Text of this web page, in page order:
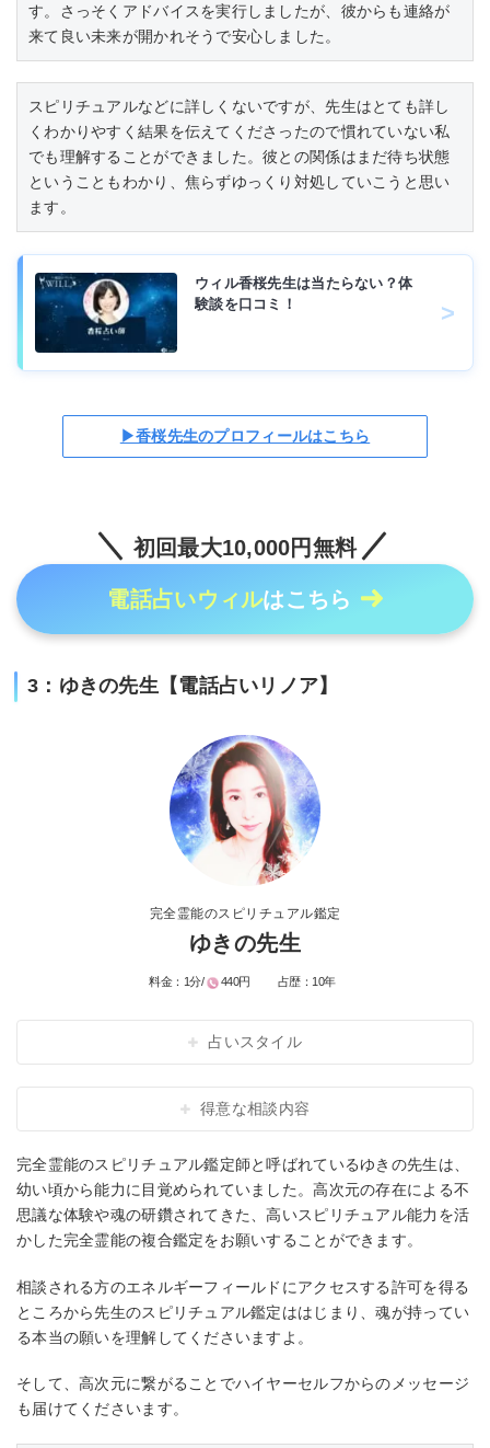
す。さっそくアドバイスを実行しましたが、彼からも連絡が
来て良い未来が開かれそうで安心しました。
スピリチュアルなどに詳しくないですが、先生はとても詳し
くわかりやすく結果を伝えてくださったので慣れていない私
でも理解することができました。彼との関係はまだ待ち状態
ということもわかり、焦らずゆっくり対処していこうと思い
ます。
ウィル香桜先生は当たらない？体
験談を口コミ！
▶香桜先生のプロフィールはこちら
初回最大10,000円無料
電話占いウィルはこちら
3：ゆきの先生【電話占いリノア】
完全霊能のスピリチュアル鑑定
ゆきの先生
料金： 1分/ 440円 占歴： 10年
占いスタイル
得意な相談内容
完全霊能のスピリチュアル鑑定師と呼ばれているゆきの先生は、
幼い頃から能力に目覚められていました。高次元の存在による不
思議な体験や魂の研鑽されてきた、高いスピリチュアル能力を活
かした完全霊能の複合鑑定をお願いすることができます。
相談される方のエネルギーフィールドにアクセスする許可を得る
ところから先生のスピリチュアル鑑定ははじまり、魂が持ってい
る本当の願いを理解してくださいますよ。
そして、高次元に繋がることでハイヤーセルフからのメッセージ
も届けてくださいます。